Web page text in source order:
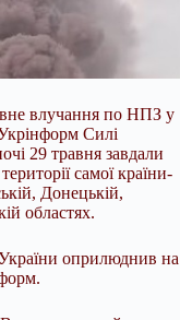
влучання по НПЗ у
Укрінформ Силi
29 травня завдали
самої країни-
Донецькiй,
областях.
оприлюднив на